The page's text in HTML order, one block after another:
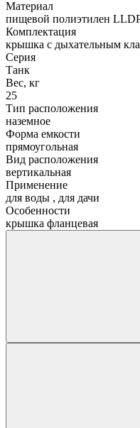
Материал
пищевой полиэтилен
Комплектация
крышка с дыхательным
Серия
Танк
Вес, кг
25
Тип расположения
наземное
Форма емкости
прямоугольная
Вид расположения
вертикальная
Применение
для воды , для дачи
Особенности
крышка фланцевая